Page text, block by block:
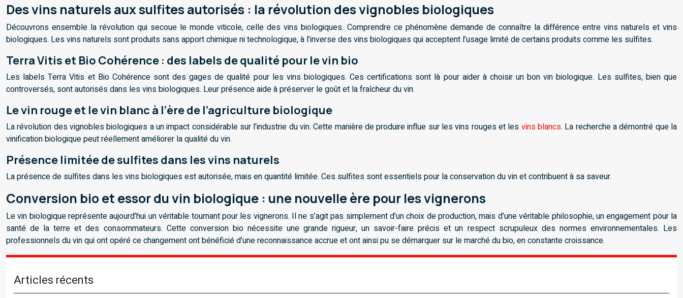
Des vins naturels aux sulfites autorisés : la révolution des vignobles biologiques
Découvrons ensemble la révolution qui secoue le monde viticole, celle des vins biologiques. Comprendre ce phénomène demande de connaître la différence entre vins naturels et vins
biologiques. Les vins naturels sont produits sans apport chimique ni technologique, à l’inverse des vins biologiques qui acceptent l’usage limité de certains produits comme les sulfites.
Terra Vitis et Bio Cohérence : des labels de qualité pour le vin bio
Les labels Terra Vitis et Bio Cohérence sont des gages de qualité pour les vins biologiques. Ces certifications sont là pour aider à choisir un bon vin biologique. Les sulfites, bien que
controversés, sont autorisés dans les vins biologiques. Leur présence aide à préserver le goût et la fraîcheur du vin.
Le vin rouge et le vin blanc à l’ère de l’agriculture biologique
La révolution des vignobles biologiques a un impact considérable sur l’industrie du vin. Cette manière de produire influe sur les vins rouges et les vins blancs. La recherche a démontré que la
vinification biologique peut réellement améliorer la qualité du vin.
Présence limitée de sulfites dans les vins naturels
La présence de sulfites dans les vins biologiques est autorisée, mais en quantité limitée. Ces sulfites sont essentiels pour la conservation du vin et contribuent à sa saveur.
Conversion bio et essor du vin biologique : une nouvelle ère pour les vignerons
Le vin biologique représente aujourd’hui un véritable tournant pour les vignerons. Il ne s’agit pas simplement d’un choix de production, mais d’une véritable philosophie, un engagement pour la
santé de la terre et des consommateurs. Cette conversion bio nécessite une grande rigueur, un savoir-faire précis et un respect scrupuleux des normes environnementales. Les
professionnels du vin qui ont opéré ce changement ont bénéficié d’une reconnaissance accrue et ont ainsi pu se démarquer sur le marché du bio, en constante croissance.
Articles récents